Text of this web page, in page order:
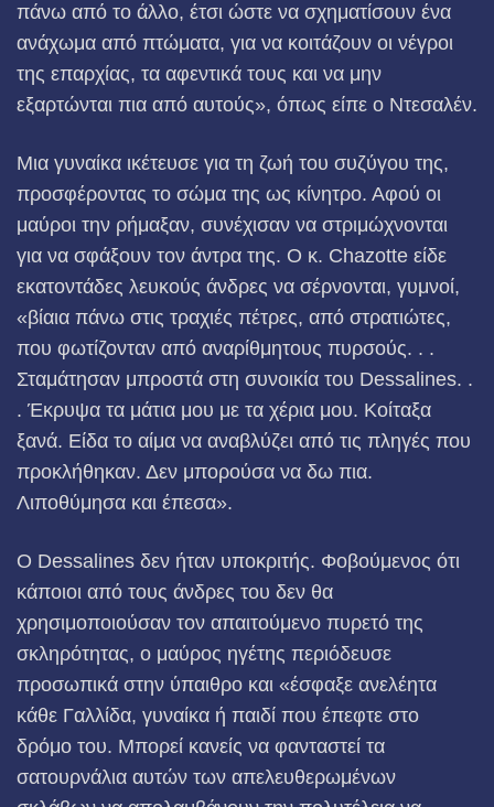
πάνω από το άλλο, έτσι ώστε να σχηματίσουν ένα
ανάχωμα από πτώματα, για να κοιτάζουν οι νέγροι
της επαρχίας, τα αφεντικά τους και να μην
εξαρτώνται πια από αυτούς», όπως είπε ο Ντεσαλέν.
Μια γυναίκα ικέτευσε για τη ζωή του συζύγου της,
προσφέροντας το σώμα της ως κίνητρο. Αφού οι
μαύροι την ρήμαξαν, συνέχισαν να στριμώχνονται
για να σφάξουν τον άντρα της. Ο κ. Chazotte είδε
εκατοντάδες λευκούς άνδρες να σέρνονται, γυμνοί,
«βίαια πάνω στις τραχιές πέτρες, από στρατιώτες,
που φωτίζονταν από αναρίθμητους πυρσούς. . .
Σταμάτησαν μπροστά στη συνοικία του Dessalines. .
. Έκρυψα τα μάτια μου με τα χέρια μου. Κοίταξα
ξανά. Είδα το αίμα να αναβλύζει από τις πληγές που
προκλήθηκαν. Δεν μπορούσα να δω πια.
Λιποθύμησα και έπεσα».
Ο Dessalines δεν ήταν υποκριτής. Φοβούμενος ότι
κάποιοι από τους άνδρες του δεν θα
χρησιμοποιούσαν τον απαιτούμενο πυρετό της
σκληρότητας, ο μαύρος ηγέτης περιόδευσε
προσωπικά στην ύπαιθρο και «έσφαξε ανελέητα
κάθε Γαλλίδα, γυναίκα ή παιδί που έπεφτε στο
δρόμο του. Μπορεί κανείς να φανταστεί τα
σατουρνάλια αυτών των απελευθερωμένων